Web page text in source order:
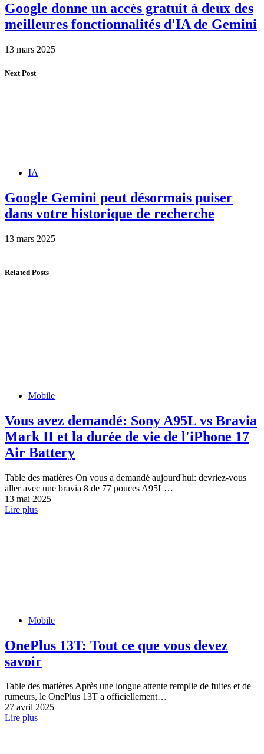
Google donne un accès gratuit à deux des
meilleures fonctionnalités d'IA de Gemini
13 mars 2025
Next Post
IA
Google Gemini peut désormais puiser
dans votre historique de recherche
13 mars 2025
Related Posts
Mobile
Vous avez demandé: Sony A95L vs Bravia
Mark II et la durée de vie de l'iPhone 17
Air Battery
Table des matières On vous a demandé aujourd'hui: devriez-vous
aller avec une bravia 8 de 77 pouces A95L…
13 mai 2025
Lire plus
Mobile
OnePlus 13T: Tout ce que vous devez
savoir
Table des matières Après une longue attente remplie de fuites et de
rumeurs, le OnePlus 13T a officiellement…
27 avril 2025
Lire plus